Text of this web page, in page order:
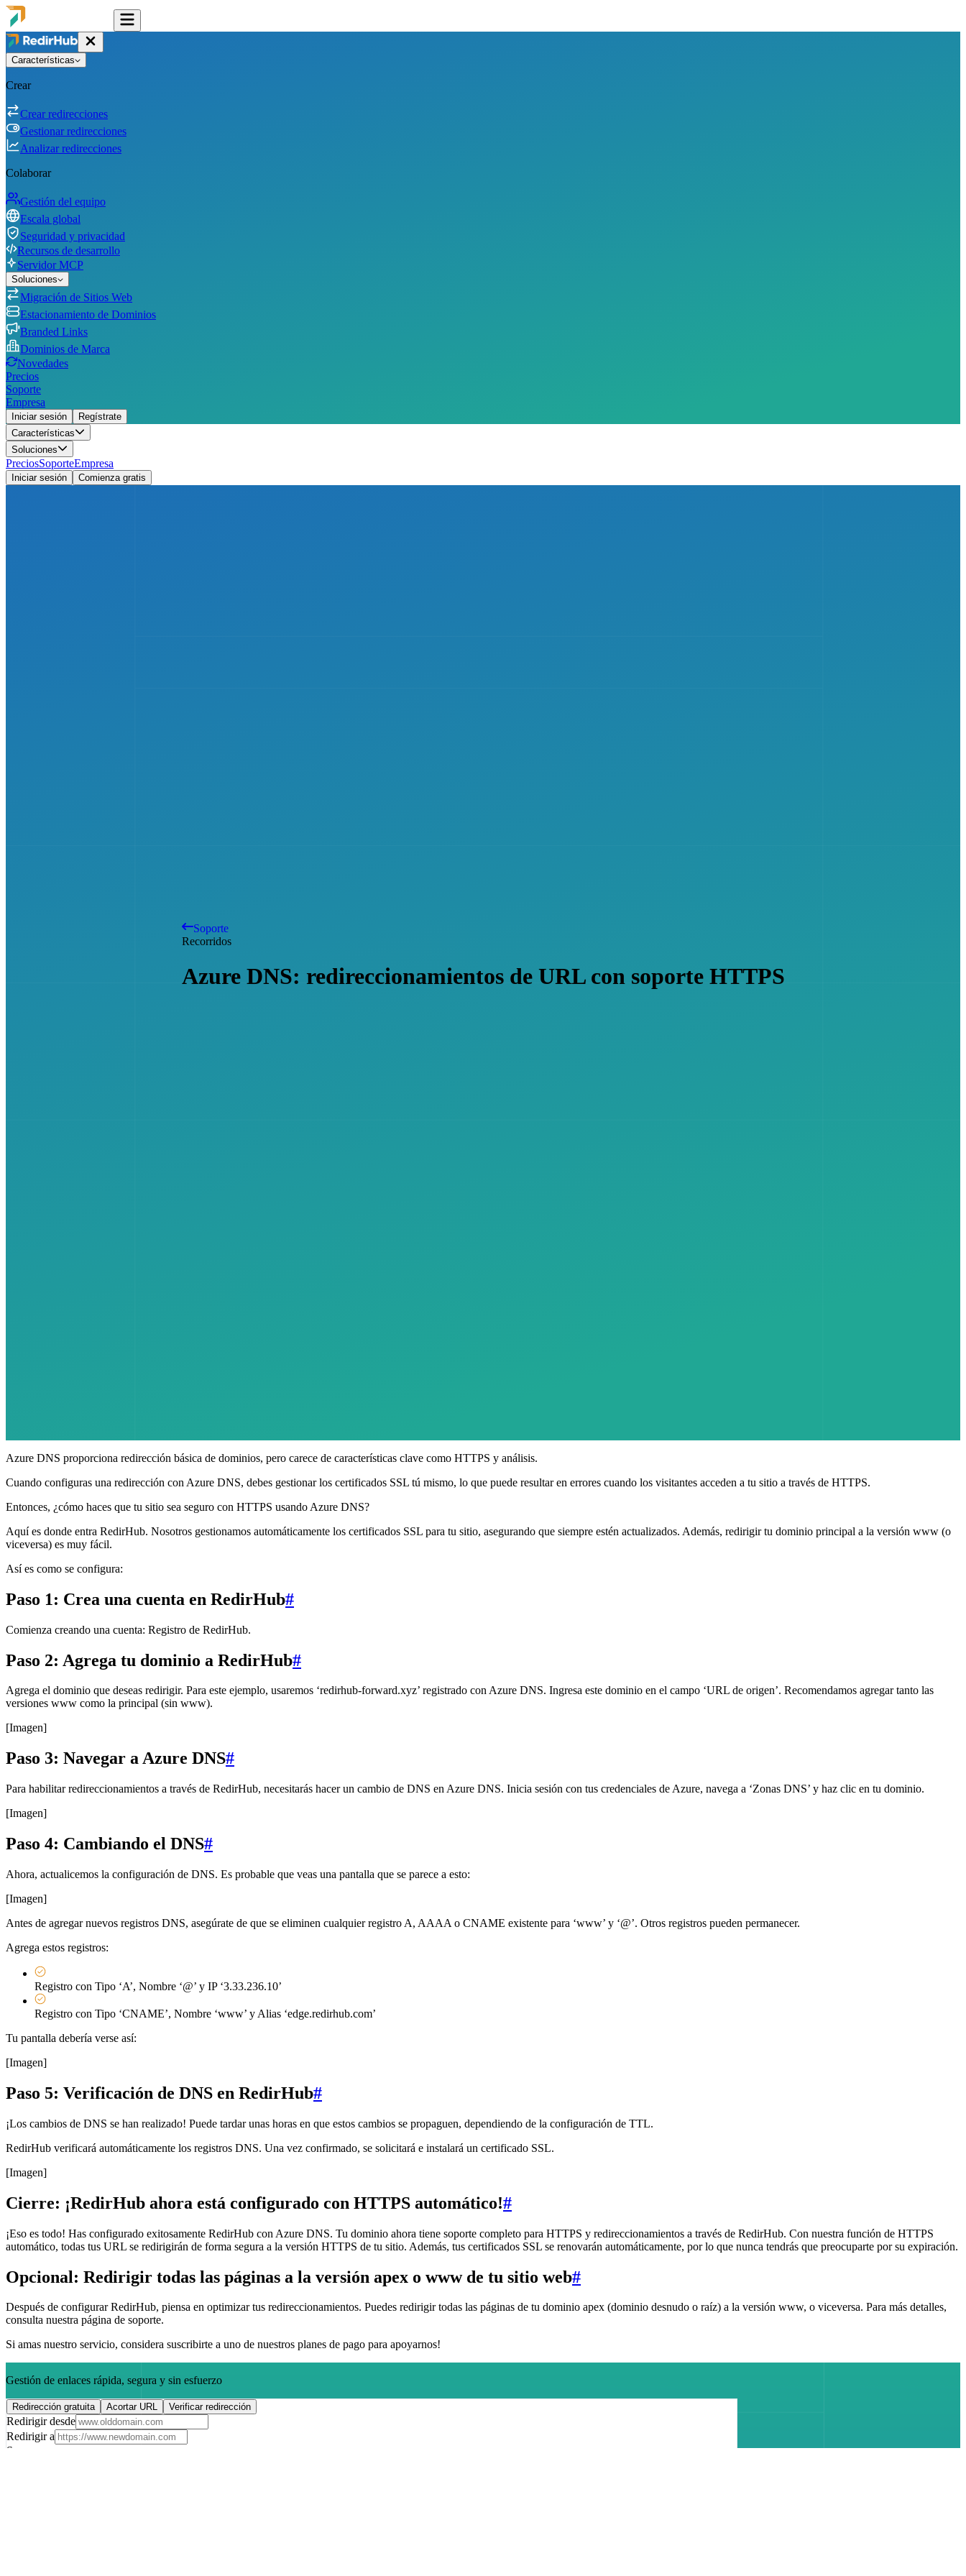
Características
Crear
Crear redirecciones
Gestionar redirecciones
Analizar redirecciones
Colaborar
Gestión del equipo
Escala global
Seguridad y privacidad
Recursos de desarrollo
Servidor MCP
Soluciones
Migración de Sitios Web
Estacionamiento de Dominios
Branded Links
Dominios de Marca
Novedades
Precios
Soporte
Empresa
Iniciar sesión
Regístrate
Características
Soluciones
PreciosSoporteEmpresa
Iniciar sesión Comienza gratis
Soporte
Recorridos
Azure DNS: redireccionamientos de URL con soporte HTTPS
Azure DNS proporciona redirección básica de dominios, pero carece de características clave como HTTPS y análisis.
Cuando configuras una redirección con Azure DNS, debes gestionar los certificados SSL tú mismo, lo que puede resultar en errores cuando los visitantes acceden a tu sitio a través de HTTPS.
Entonces, ¿cómo haces que tu sitio sea seguro con HTTPS usando Azure DNS?
Aquí es donde entra RedirHub. Nosotros gestionamos automáticamente los certificados SSL para tu sitio, asegurando que siempre estén actualizados. Además, redirigir tu dominio principal a la versión www (o
viceversa) es muy fácil.
Así es como se configura:
Paso 1: Crea una cuenta en RedirHub#
Comienza creando una cuenta: Registro de RedirHub.
Paso 2: Agrega tu dominio a RedirHub#
Agrega el dominio que deseas redirigir. Para este ejemplo, usaremos ‘redirhub-forward.xyz’ registrado con Azure DNS. Ingresa este dominio en el campo ‘URL de origen’. Recomendamos agregar tanto las
versiones www como la principal (sin www).
[Imagen]
Paso 3: Navegar a Azure DNS#
Para habilitar redireccionamientos a través de RedirHub, necesitarás hacer un cambio de DNS en Azure DNS. Inicia sesión con tus credenciales de Azure, navega a ‘Zonas DNS’ y haz clic en tu dominio.
[Imagen]
Paso 4: Cambiando el DNS#
Ahora, actualicemos la configuración de DNS. Es probable que veas una pantalla que se parece a esto:
[Imagen]
Antes de agregar nuevos registros DNS, asegúrate de que se eliminen cualquier registro A, AAAA o CNAME existente para ‘www’ y ‘@’. Otros registros pueden permanecer.
Agrega estos registros:
Registro con Tipo ‘A’, Nombre ‘@’ y IP ‘3.33.236.10’
Registro con Tipo ‘CNAME’, Nombre ‘www’ y Alias ‘edge.redirhub.com’
Tu pantalla debería verse así:
[Imagen]
Paso 5: Verificación de DNS en RedirHub#
¡Los cambios de DNS se han realizado! Puede tardar unas horas en que estos cambios se propaguen, dependiendo de la configuración de TTL.
RedirHub verificará automáticamente los registros DNS. Una vez confirmado, se solicitará e instalará un certificado SSL.
[Imagen]
Cierre: ¡RedirHub ahora está configurado con HTTPS automático!#
¡Eso es todo! Has configurado exitosamente RedirHub con Azure DNS. Tu dominio ahora tiene soporte completo para HTTPS y redireccionamientos a través de RedirHub. Con nuestra función de HTTPS
automático, todas tus URL se redirigirán de forma segura a la versión HTTPS de tu sitio. Además, tus certificados SSL se renovarán automáticamente, por lo que nunca tendrás que preocuparte por su expiración.
Opcional: Redirigir todas las páginas a la versión apex o www de tu sitio web#
Después de configurar RedirHub, piensa en optimizar tus redireccionamientos. Puedes redirigir todas las páginas de tu dominio apex (dominio desnudo o raíz) a la versión www, o viceversa. Para más detalles,
consulta nuestra página de soporte.
Si amas nuestro servicio, considera suscribirte a uno de nuestros planes de pago para apoyarnos!
Gestión de enlaces rápida, segura y sin esfuerzo
Redirección gratuita Acortar URL Verificar redirección
Redirigir desde
Redirigir a
Spacer